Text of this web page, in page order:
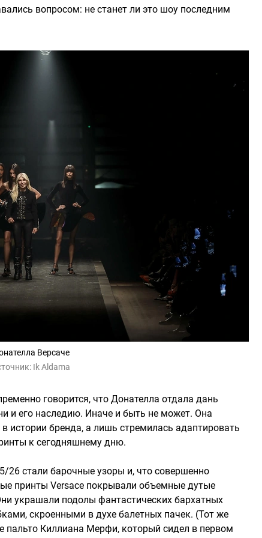
вопросом: не станет ли это шоу последним
Версаче
Ik Aldama
говорится, что Донателла отдала дань
и его наследию. Иначе и быть не может. Она
истории бренда, а лишь стремилась адаптировать
к сегодняшнему дню.
26 стали барочные узоры и, что совершенно
принты Versace покрывали объемные дутые
украшали подолы фантастических бархатных
скроенными в духе балетных пачек. (Тот же
пальто Киллиана Мерфи, который сидел в первом